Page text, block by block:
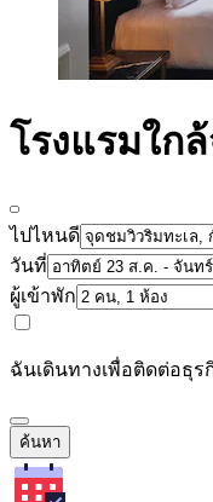
โรงแรมใก
ไปไหนดี
วันที่
ผู้เข้าพัก
ฉันเดินทางเพื่อติดต่อธุร
ค้นหา